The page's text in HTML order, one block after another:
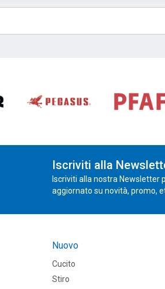
Iscriviti alla
Iscriviti alla nostra Newsletter
aggiornato su novità, promo,
Nuovo
Cucito
Stiro